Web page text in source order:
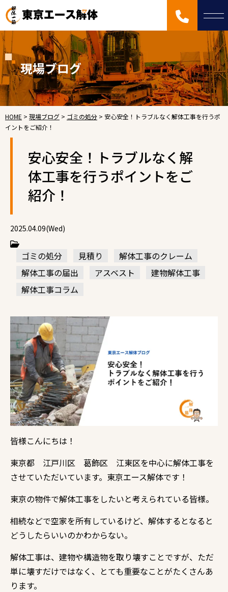
現場ブログ
HOME > 現場ブログ > ゴミの処分 > 安心安全！トラブルなく解体工事を行うポ
イントをご紹介！
安心安全！トラブルなく解
体工事を行うポイントをご
紹介！
2025.04.09(Wed)
ゴミの処分 見積り
解体工事のクレーム
解体工事の届出
アスベスト
建物解体工事
解体工事コラム
皆様こんにちは！
東京都 江戸川区 葛飾区 江東区を中心に解体工事を
させていただいています。東京エース解体です！
東京の物件で解体工事をしたいと考えられている皆様。
相続などで空家を所有しているけど、解体するとなると
どうしたらいいのかわからない。
解体工事は、建物や構造物を取り壊すことですが、ただ
単に壊すだけではなく、とても重要なことがたくさんあ
ります。